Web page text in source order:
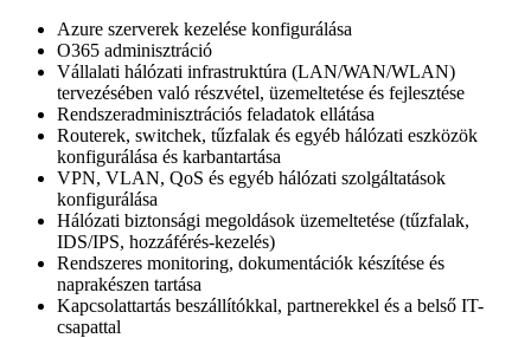
Azure szerverek kezelése konfigurálása
O365 adminisztráció
Vállalati hálózati infrastruktúra (LAN/WAN/WLAN)
tervezésében való részvétel, üzemeltetése és fejlesztése
Rendszeradminisztrációs feladatok ellátása
Routerek, switchek, tűzfalak és egyéb hálózati eszközök
konfigurálása és karbantartása
VPN, VLAN, QoS és egyéb hálózati szolgáltatások
konfigurálása
Hálózati biztonsági megoldások üzemeltetése (tűzfalak,
IDS/IPS, hozzáférés-kezelés)
Rendszeres monitoring, dokumentációk készítése és
naprakészen tartása
Kapcsolattartás beszállítókkal, partnerekkel és a belső IT-
csapattal